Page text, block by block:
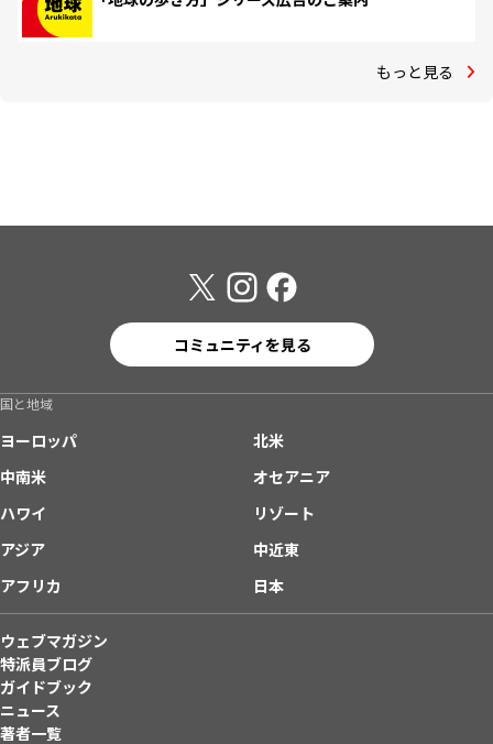
もっと見る
コミュニティを見る
国と地域
ヨーロッパ
北米
中南米
オセアニア
ハワイ
リゾート
アジア
中近東
アフリカ
日本
ウェブマガジン
特派員ブログ
ガイドブック
ニュース
著者一覧